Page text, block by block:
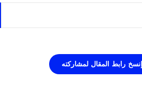
إنسخ رابط المقال لمشاركته